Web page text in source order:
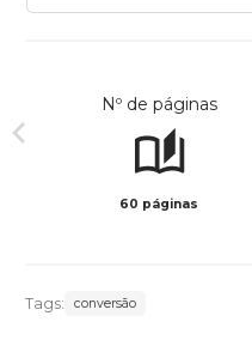
Nº de páginas
60 páginas
Tags: conversão